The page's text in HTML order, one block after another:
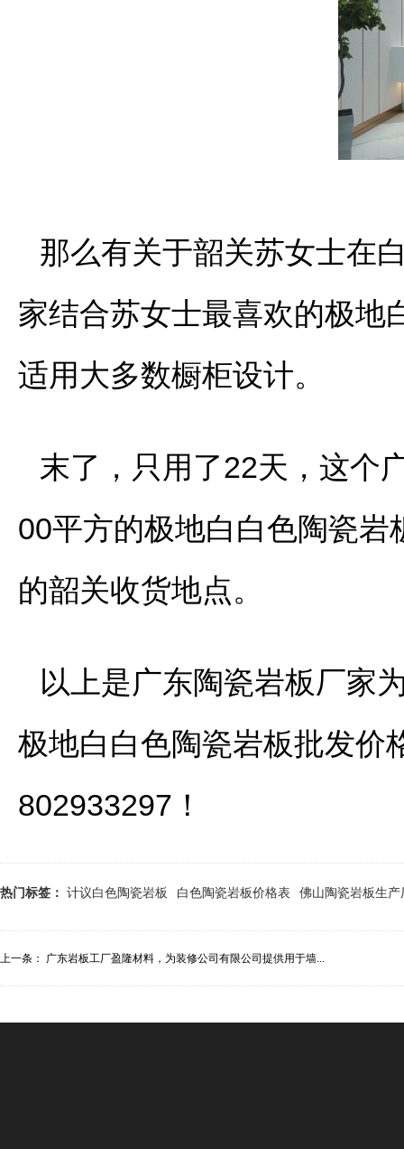
那么有关于韶关苏女士在
家结合苏女士最喜欢的极地
适用大多数橱柜设计。
末了，只用了22天，这个
00平方的极地白白色陶瓷
的韶关收货地点。
以上是广东陶瓷岩板厂家
极地白白色陶瓷岩板批发价
802933297！
热门标签： 计议白色陶瓷岩板 白色陶瓷岩板价格表 佛山陶瓷岩板生产
上一条： 广东岩板工厂盈隆材料，为装修公司有限公司提供用于墙...